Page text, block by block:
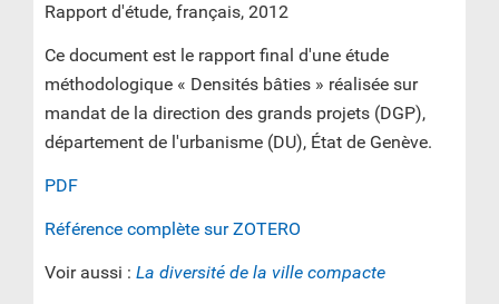
Rapport d'étude, français, 2012
Ce document est le rapport final d'une étude
méthodologique « Densités bâties » réalisée sur
mandat de la direction des grands projets (DGP),
département de l'urbanisme (DU), État de Genève.
PDF
Référence complète sur ZOTERO
Voir aussi : La diversité de la ville compacte